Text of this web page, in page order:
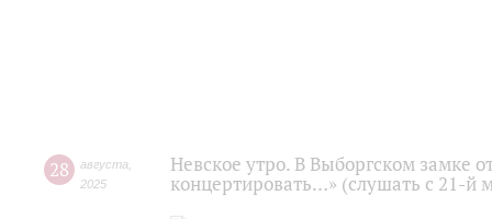
28 августа
2025
Невское утро. В Выборгском замке
концертировать…» (слушать с 21-й